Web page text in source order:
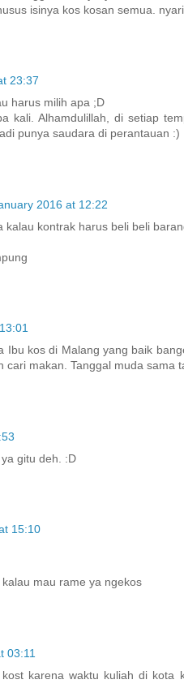
isinya kos kosan semua.
23:37
harus milih apa ;D
kali. Alhamdulillah, di setiap
punya saudara di perantauan :)
2016 at 12:22
kalau kontrak harus beli beli
Ibu kos di Malang yang baik
cari makan. Tanggal muda sama
gitu deh. :D
15:10
mau rame ya ngekos
03:11
karena waktu kuliah di